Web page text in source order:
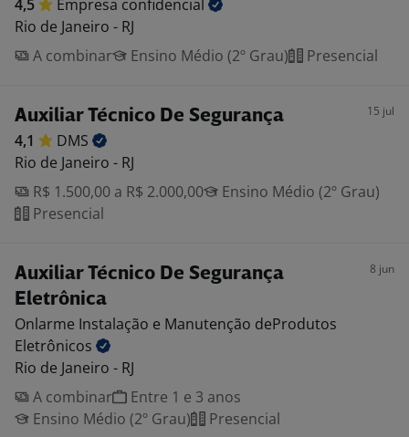
4,5 Empresa confidencial
Rio de Janeiro - RJ
A combinar
Ensino Médio (2º Grau) Presencial
Auxiliar Técnico De Segurança 15 jul
4,1
DMS
Rio de Janeiro - RJ
R$ 1.500,00 a R$ 2.000,00
Ensino Médio (2º Grau)
Presencial
Auxiliar Técnico De Segurança
Eletrônica
8 jun
Onlarme Instalação e Manutenção deProdutos
Eletrônicos
Rio de Janeiro - RJ
A combinar
Entre 1 e 3 anos
Ensino Médio (2º Grau)
Presencial